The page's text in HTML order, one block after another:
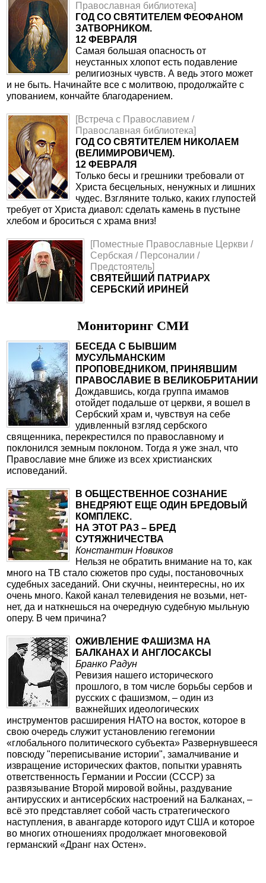
Православная библиотека]
ГОД СО СВЯТИТЕЛЕМ ФЕОФАНОМ
ЗАТВОРНИКОМ.
12 ФЕВРАЛЯ
Самая большая опасность от
неустанных хлопот есть подавление
религиозных чувств. А ведь этого может
и не быть. Начинайте все с молитвою, продолжайте с
упованием, кончайте благодарением.
[Встреча с Православием /
Православная библиотека]
ГОД СО СВЯТИТЕЛЕМ НИКОЛАЕМ
(ВЕЛИМИРОВИЧЕМ).
12 ФЕВРАЛЯ
Только бесы и грешники требовали от
Христа бесцельных, ненужных и лишних
чудес. Взгляните только, каких глупостей
требует от Христа диавол: сделать камень в пустыне
хлебом и броситься с храма вниз!
[Поместные Православные Церкви /
Сербская / Персоналии /
Предстоятель]
СВЯТЕЙШИЙ ПАТРИАРХ
СЕРБСКИЙ ИРИНЕЙ
Мониторинг СМИ
БЕСЕДА С БЫВШИМ
МУСУЛЬМАНСКИМ
ПРОПОВЕДНИКОМ, ПРИНЯВШИМ
ПРАВОСЛАВИЕ В ВЕЛИКОБРИТАНИИ
Дождавшись, когда группа имамов
отойдет подальше от церкви, я вошел в
Сербский храм и, чувствуя на себе
удивленный взгляд сербского
священника, перекрестился по православному и
поклонился земным поклоном. Тогда я уже знал, что
Православие мне ближе из всех христианских
исповеданий.
В ОБЩЕСТВЕННОЕ СОЗНАНИЕ
ВНЕДРЯЮТ ЕЩЕ ОДИН БРЕДОВЫЙ
КОМПЛЕКС.
НА ЭТОТ РАЗ – БРЕД
СУТЯЖНИЧЕСТВА
Константин Новиков
Нельзя не обратить внимание на то, как
много на ТВ стало сюжетов про суды, постановочных
судебных заседаний. Они скучны, неинтересны, но их
очень много. Какой канал телевидения не возьми, нет-
нет, да и наткнешься на очередную судебную мыльную
оперу. В чем причина?
ОЖИВЛЕНИЕ ФАШИЗМА НА
БАЛКАНАХ И АНГЛОСАКСЫ
Бранко Радун
Ревизия нашего исторического
прошлого, в том числе борьбы сербов и
русских с фашизмом, – один из
важнейших идеологических
инструментов расширения НАТО на восток, которое в
свою очередь служит установлению гегемонии
«глобального политического субъекта» Развернувшееся
повсюду "переписывание истории", замалчивание и
извращение исторических фактов, попытки уравнять
ответственность Германии и России (СССР) за
развязывание Второй мировой войны, раздувание
антирусских и антисербских настроений на Балканах, –
всё это представляет собой часть стратегического
наступления, в авангарде которого идут США и которое
во многих отношениях продолжает многовековой
германский «Дранг нах Остен».